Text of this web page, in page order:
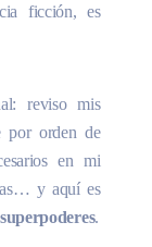
ficción, es
reviso mis
por orden de
en mi
y aquí es
.